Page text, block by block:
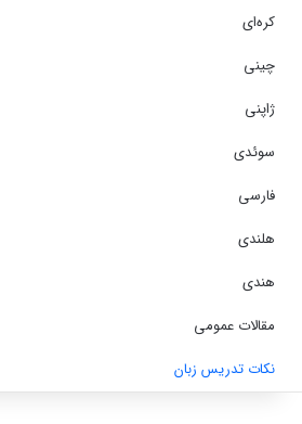
کره‌ای
چینی
ژاپنی
سوئدی
فارسی
هلندی
هندی
مقالات عمومی
نکات تدریس زبان